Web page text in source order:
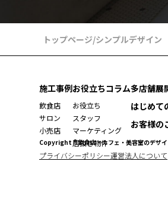
トップページ/シンプルデザイン
施工事例
飲食店
サロン
小売店
お役立ちコラム
お役立ち
スタッフ
マーケティング
居抜き物件
多店舗展
はじめて
お客様の
プライバシーポリシー運営法人について
Copyright ® 飲食店・カフェ・美容室のデ